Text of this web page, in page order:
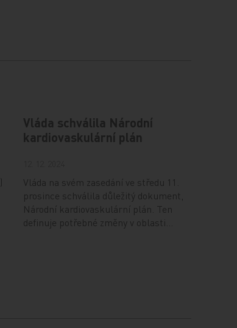
Vláda schválila Národní
kardiovaskulární plán
Vláda na svém zasedání ve středu 11.
prosince schválila důležitý dokument,
Národní kardiovaskulární plán. Ten
definuje potřebné změny v oblasti…